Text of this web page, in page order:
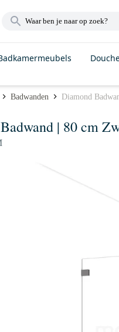
Badwanden Diamond
| 80 cm